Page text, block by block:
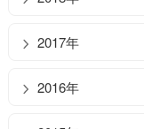
2017年
2016年